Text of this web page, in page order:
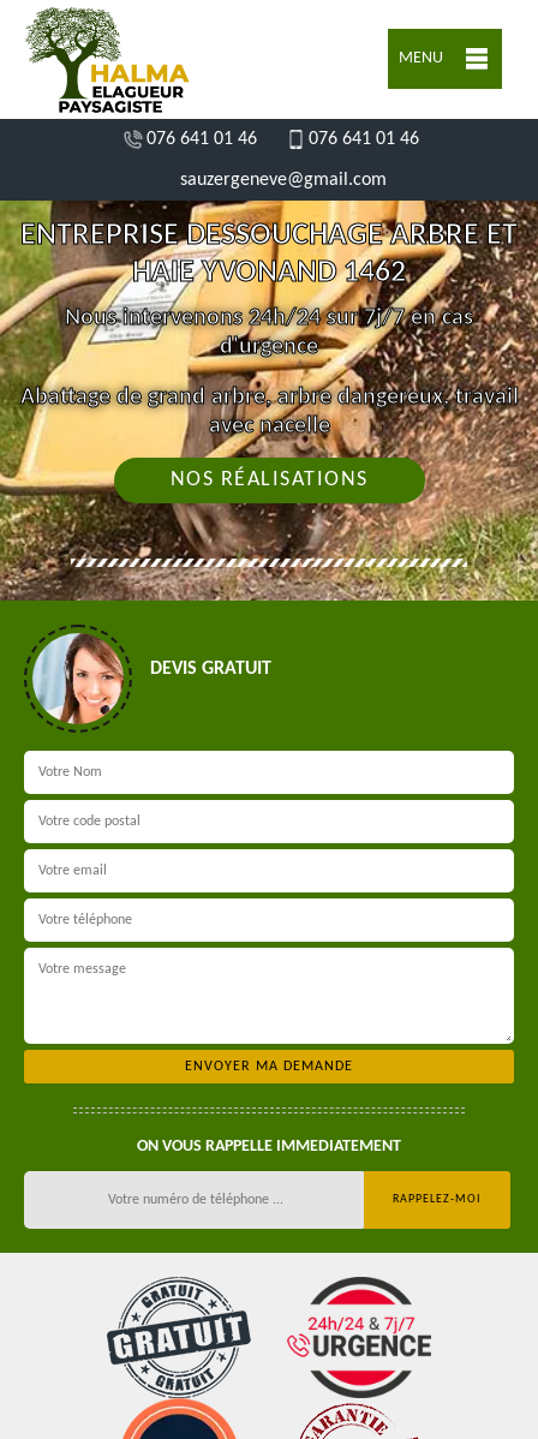
MENU
076 641 01 46 076 641 01 46
sauzergeneve@gmail.com
ENTREPRISE DESSOUCHAGE ARBRE ET
HAIE YVONAND 1462
Nous intervenons 24h/24 sur 7j/7 en cas
d'urgence
Abattage de grand arbre, arbre dangereux, travail
avec nacelle
NOS RÉALISATIONS
DEVIS GRATUIT
ON VOUS RAPPELLE IMMEDIATEMENT